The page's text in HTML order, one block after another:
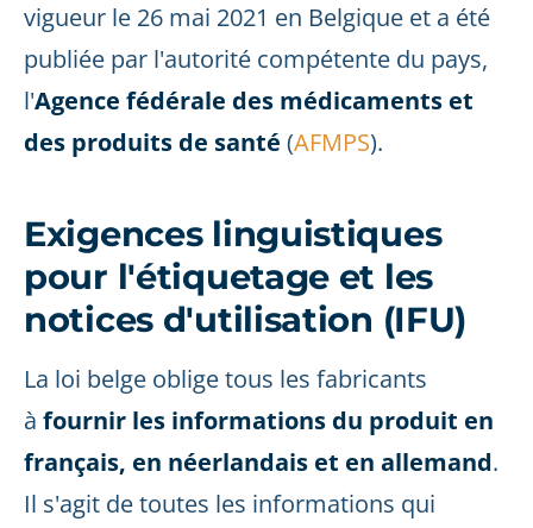
vigueur le 26 mai 2021 en Belgique et a été
publiée par l'autorité compétente du pays,
l'Agence fédérale des médicaments et
des produits de santé (AFMPS).
Exigences linguistiques
pour l'étiquetage et les
notices d'utilisation (IFU)
La loi belge oblige tous les fabricants
à fournir les informations du produit en
français, en néerlandais et en allemand.
Il s'agit de toutes les informations qui